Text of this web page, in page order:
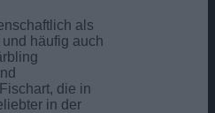
als
häufig auch
die in
in der